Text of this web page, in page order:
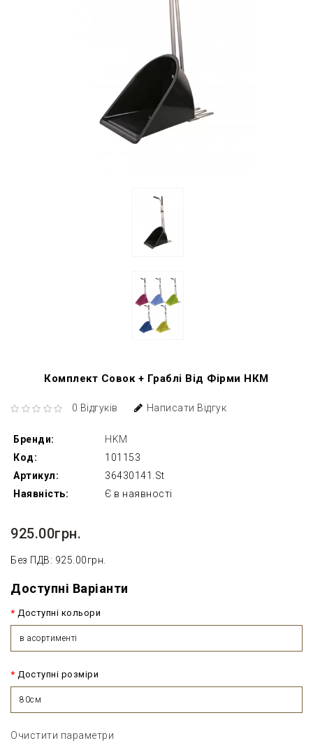
Комплект Совок + Граблі Від Фірми НКМ
0 Відгуків Написати Відгук
Бренди:
HKM
Код:
101153
Артикул:
36430141.St
Наявність:
Є в наявності
925.00грн.
Без ПДВ: 925.00грн.
Доступні Варіанти
Доступні кольори
в асортименті
Доступні розміри
80см
Очистити параметри